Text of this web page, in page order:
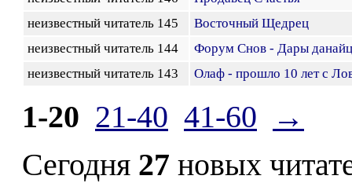
неизвестный читатель 145
Восточный Щедрец
неизвестный читатель 144
Форум Снов - Дары
неизвестный читатель 143
Олаф - прошло 10 лет с
1-20 21-40 41-60
→
Сегодня 27 новых